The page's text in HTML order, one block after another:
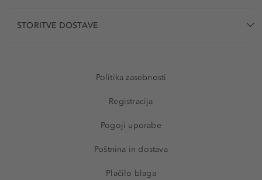
STORITVE DOSTAVE
Politika zasebnosti
Registracija
Pogoji uporabe
Poštnina in dostava
Plačilo blaga